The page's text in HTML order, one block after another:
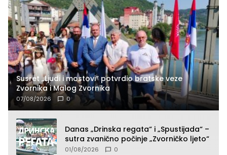
Susret „Ljudi i mostovi“ potvrdio bratske veze
Zvornika i Malog Zvornika
07/08/2026 0
Danas „Drinska regata“ i „Spustijada“ –
sutra zvanično počinje „Zvorničko ljeto“
01/08/2026 0